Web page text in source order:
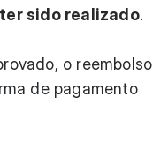
sido realizado.
o reembolso
de pagamento